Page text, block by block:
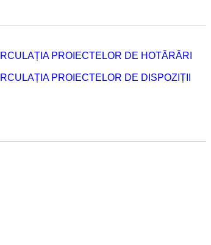
PROIECTELOR DE HOTĂRÂRI
PROIECTELOR DE DISPOZIȚII